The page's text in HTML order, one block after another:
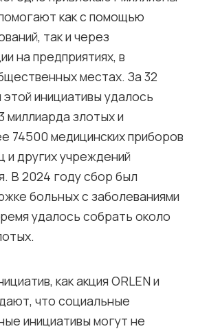
как с помощью
так и через
на предприятиях, в
местах. За 32
инициативы удалось
миллиарда злотых и
74500 медицинских приборов
и других учреждений
В 2024 году сбор был
больных с заболеваниями
удалось собрать около
как акция ORLEN и
что социальные
инициативы могут не